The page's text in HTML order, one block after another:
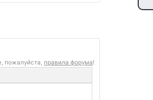
пожалуйста, правила форума!